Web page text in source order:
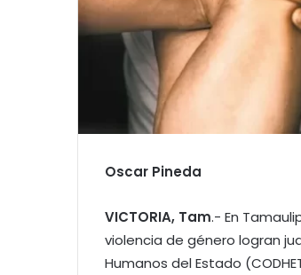
Oscar Pineda
VICTORIA, Tam.- En
violencia de género logran
Humanos del Estado